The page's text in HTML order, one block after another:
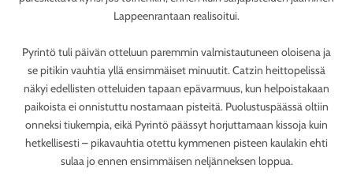
Lappeenrantaan realisoitui.
Pyrintö tuli päivän otteluun paremmin valmistautuneen oloisena ja
se pitikin vauhtia yllä ensimmäiset minuutit. Catzin heittopelissä
näkyi edellisten otteluiden tapaan epävarmuus, kun helpoistakaan
paikoista ei onnistuttu nostamaan pisteitä. Puolustuspäässä oltiin
onneksi tiukempia, eikä Pyrintö päässyt horjuttamaan kissoja kuin
hetkellisesti – pikavauhtia otettu kymmenen pisteen kaulakin ehti
sulaa jo ennen ensimmäisen neljänneksen loppua.